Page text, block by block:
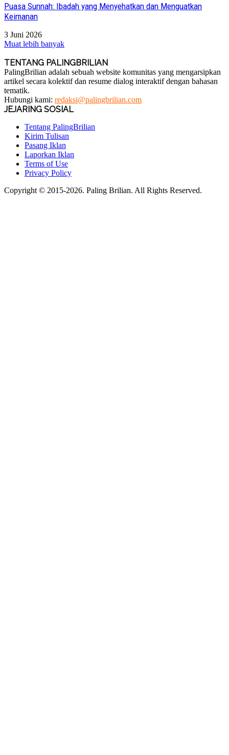
Puasa Sunnah: Ibadah yang Menyehatkan dan Menguatkan
Keimanan
3 Juni 2026
Muat lebih banyak
TENTANG PALINGBRILIAN
PalingBrilian adalah sebuah website komunitas yang mengarsipkan
artikel secara kolektif dan resume dialog interaktif dengan bahasan
tematik.
Hubungi kami: redaksi@palingbrilian.com
JEJARING SOSIAL
Tentang PalingBrilian
Kirim Tulisan
Pasang Iklan
Laporkan Iklan
Terms of Use
Privacy Policy
Copyright © 2015-2026. Paling Brilian. All Rights Reserved.